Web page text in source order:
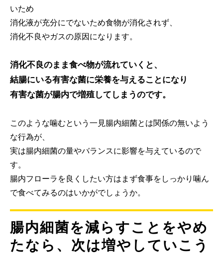
いため
消化液が充分にでないため食物が消化されず、
消化不良やガスの原因になります。
消化不良のまま食べ物が流れていくと、
結腸にいる有害な菌に栄養を与えることになり
有害な菌が腸内で増殖してしまうのです。
このような噛むという一見腸内細菌とは関係の無いよう
な行為が、
実は腸内細菌の量やバランスに影響を与えているので
す。
腸内フローラを良くしたい方はまず食事をしっかり噛ん
で食べてみるのはいかがでしょうか。
腸内細菌を減らすことをやめ
たなら、次は増やしていこう